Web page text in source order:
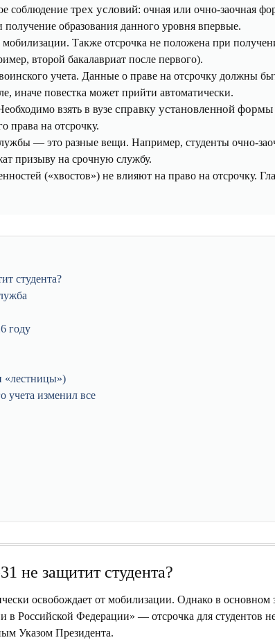
соблюдение трех условий: очная или очно-заочная
образования данного уровня впервые.
Также отсрочка не положена при
второй бакалавриат после первого).
учета. Данные о праве на отсрочку должны
иначе повестка может прийти автоматически.
взять в вузе справку установленной формы
права на отсрочку.
— это разные вещи. Например, студенты очно-
призыву на срочную службу.
(«хвостов») не влияют на право на отсрочку.
студента?
году
«лестницы»)
учета изменил все
не защитит студента?
освобождает от мобилизации. Однако в основном
в Российской Федерации» — отсрочка для студентов
Указом Президента.